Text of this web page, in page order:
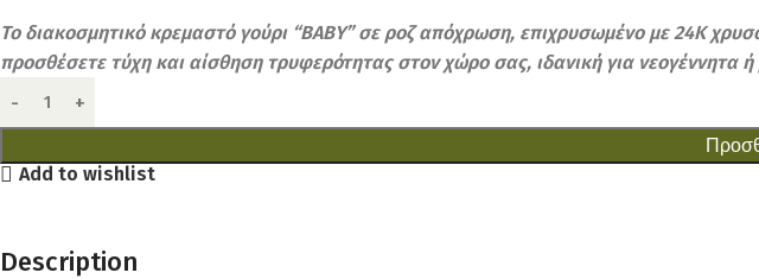
Το διακοσμητικό κρεμαστό γούρι “BABY” σε ροζ απόχρωση, επιχρυσωμένο με 24Κ
προσθέσετε τύχη και αίσθηση τρυφερότητας στον χώρο σας, ιδανική για νεογέννητα ή
Add to wishlist
Description